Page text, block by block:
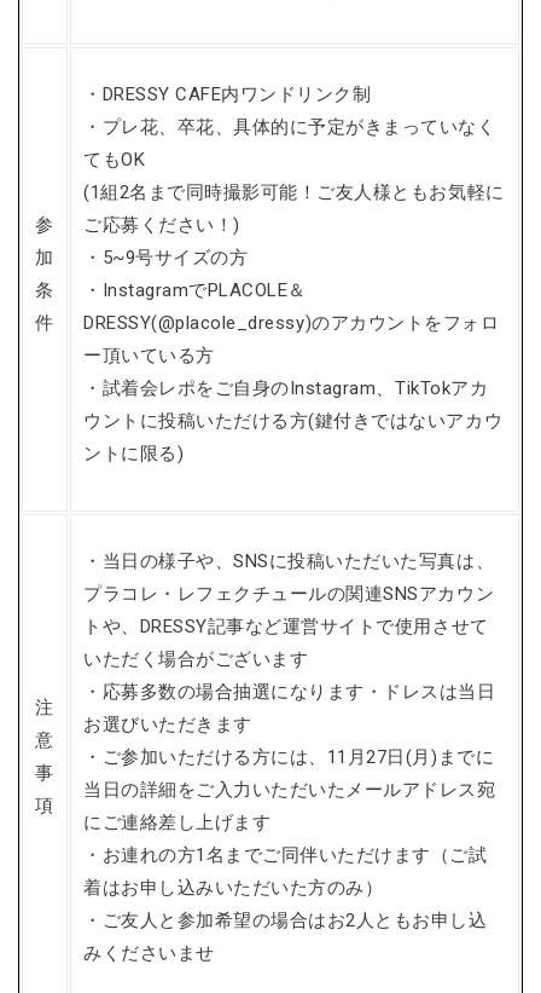
参
加
条
件
・DRESSY CAFE内ワンドリンク制
・プレ花、卒花、具体的に予定がきまっていなく
てもOK
(1組2名まで同時撮影可能！ご友人様ともお気軽に
ご応募ください！)
・5~9号サイズの方
・InstagramでPLACOLE＆
DRESSY(@placole_dressy)のアカウントをフォロ
ー頂いている方
・試着会レポをご自身のInstagram、TikTokアカ
ウントに投稿いただける方(鍵付きではないアカウ
ントに限る)
注
意
事
項
・当日の様子や、SNSに投稿いただいた写真は、
プラコレ・レフェクチュールの関連SNSアカウン
トや、DRESSY記事など運営サイトで使用させて
いただく場合がございます
・応募多数の場合抽選になります・ドレスは当日
お選びいただきます
・ご参加いただける方には、11月27日(月)までに
当日の詳細をご入力いただいたメールアドレス宛
にご連絡差し上げます
・お連れの方1名までご同伴いただけます（ご試
着はお申し込みいただいた方のみ）
・ご友人と参加希望の場合はお2人ともお申し込
みくださいませ